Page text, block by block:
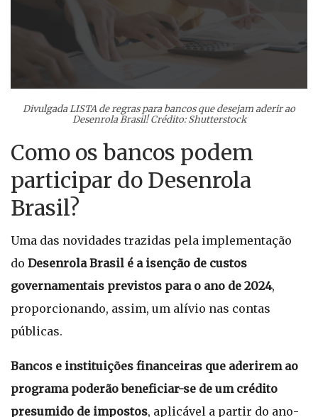
Divulgada LISTA de regras para bancos que desejam aderir ao
Desenrola Brasil! Crédito: Shutterstock
Como os bancos podem
participar do Desenrola
Brasil?
Uma das novidades trazidas pela implementação
do Desenrola Brasil é a isenção de custos
governamentais previstos para o ano de 2024,
proporcionando, assim, um alívio nas contas
públicas.
Bancos e instituições financeiras que aderirem ao
programa poderão beneficiar-se de um crédito
presumido de impostos, aplicável a partir do ano-